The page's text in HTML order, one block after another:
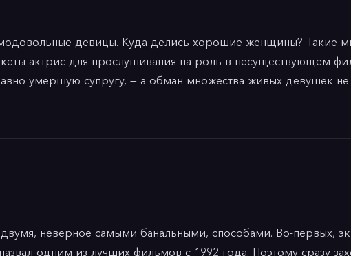
девицы. Куда делись хорошие женщины? Такие
актрис для прослушивания на роль в несуществующем
умершую супругу, — а обман множества живых девушек не
трусливая мораль: он не задумывается о
Эмоциональность ему не свойственна, только страх
ничего и не требуется. Но легкомысленная затея
модели и актрисы Эйхи Сийны — сущий ангел, женщина в
неверное самыми банальными, способами. Во-первых,
одним из лучших фильмов с 1992 года. Поэтому сразу